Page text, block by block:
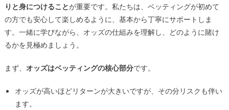
りと身につけることが重要です。私たちは、ベッティングが初めて
の方でも安心して楽しめるように、基本から丁寧にサポートしま
す。一緒に学びながら、オッズの仕組みを理解し、どのように賭け
るかを見極めましょう。
まず、 オッズはベッティングの核心部分です。
オッズが高いほどリターンが大きいですが、その分リスクも伴い
ます。